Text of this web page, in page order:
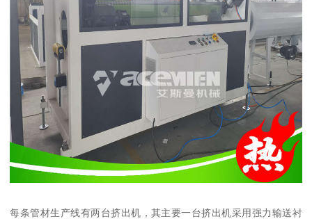
每条管材生产线有两台挤出机，其主要一台挤出机采用强力输送衬